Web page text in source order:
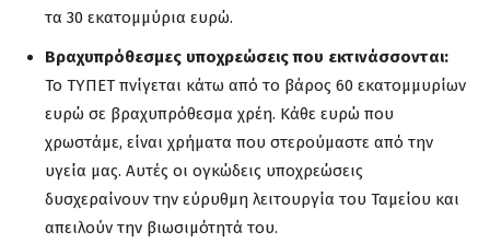
τα 30 εκατομμύρια ευρώ.
Βραχυπρόθεσμες υποχρεώσεις που εκτινάσσονται:
Το ΤΥΠΕΤ πνίγεται κάτω από το βάρος 60 εκατομμυρίων
ευρώ σε βραχυπρόθεσμα χρέη. Κάθε ευρώ που
χρωστάμε, είναι χρήματα που στερούμαστε από την
υγεία μας. Αυτές οι ογκώδεις υποχρεώσεις
δυσχεραίνουν την εύρυθμη λειτουργία του Ταμείου και
απειλούν την βιωσιμότητά του.